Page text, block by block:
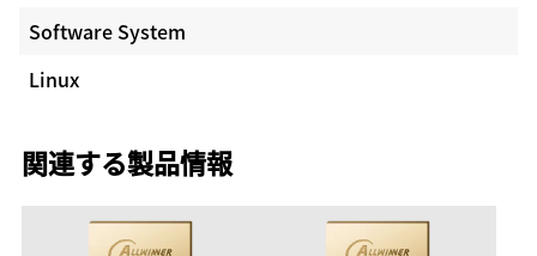
Software System
Linux
関連する製品情報